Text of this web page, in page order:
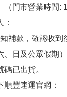
門市營業時間:
補款，確認收到
、日及公眾假期
已出貨。
順豐速運官網：